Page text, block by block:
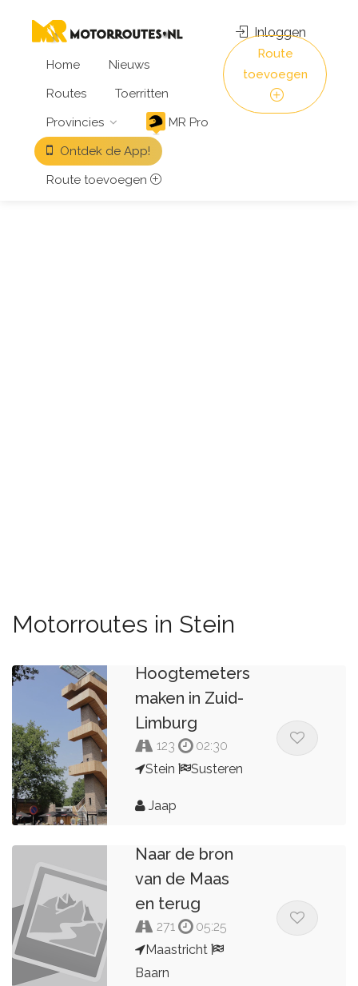
Home
Nieuws
Routes
Toerritten
Provincies
MR Pro
Ontdek de App!
Route toevoegen
Inloggen
Route
toevoegen
Motorroutes in Stein
Hoogtemeters
maken in Zuid-
Limburg
123
02:30
Stein
Susteren
Jaap
Naar de bron
van de Maas
en terug
271
05:25
Maastricht
Baarn